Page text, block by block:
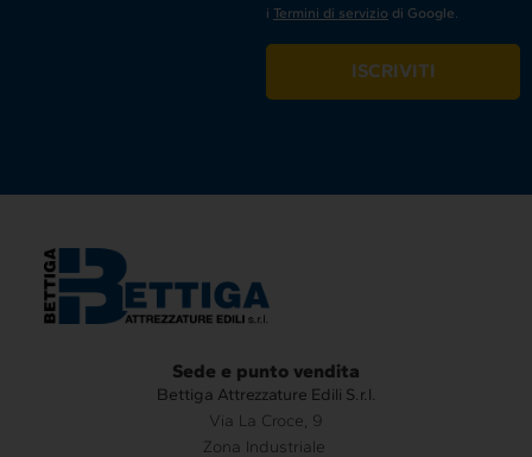
i Termini di servizio di Google.
ISCRIVITI
Sede e punto vendita
Bettiga Attrezzature Edili S.r.l.
Via La Croce, 9
Zona Industriale